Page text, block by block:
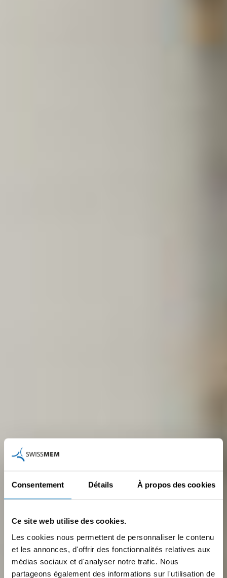
Consentement Détails À propos des cookies
Ce site web utilise des cookies.
Les cookies nous permettent de personnaliser le contenu
et les annonces, d'offrir des fonctionnalités relatives aux
médias sociaux et d'analyser notre trafic. Nous
partageons également des informations sur l'utilisation de